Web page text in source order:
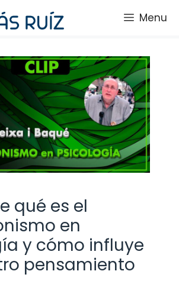
Menu
qué es el
en
y cómo influye
pensamiento